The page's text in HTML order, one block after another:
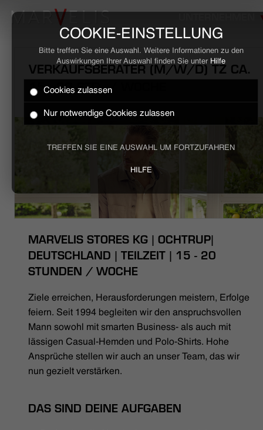
COOKIE-EINSTELLUNG
Bitte treffen Sie eine Auswahl. Weitere Informationen zu den
Auswirkungen Ihrer Auswahl finden Sie unter Hilfe
Cookies zulassen
Nur notwendige Cookies zulassen
TREFFEN SIE EINE AUSWAHL UM FORTZUFAHREN
HILFE
HOME
STELLENANGEBOTE
NACHHALTIGKEIT
HÄNDLERSUCHE
VERKAUFSBERATER (M/W/D) TZ CA.
15 - 20 STD. / WOCHE
MARVELIS STORES KG | OCHTRUP|
DEUTSCHLAND | TEILZEIT | 15 - 20
STUNDEN / WOCHE
Ziele erreichen, Herausforderungen meistern, Erfolge
feiern. Seit 1994 begleiten wir den anspruchsvollen
Mann sowohl mit smarten Business- als auch mit
lässigen Casual-Hemden und Polo-Shirts. Hohe
Ansprüche stellen wir auch an unser Team, das wir
nun gezielt verstärken.
DAS SIND DEINE AUFGABEN